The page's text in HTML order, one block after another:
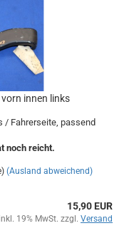
innen links
/ Fahrerseite, passend
noch reicht.
(Ausland abweichend)
15,90 EUR
inkl. 19% MwSt. zzgl. Versand